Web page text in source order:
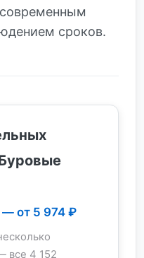
сроков.
— от 5 974 ₽
все 4 152